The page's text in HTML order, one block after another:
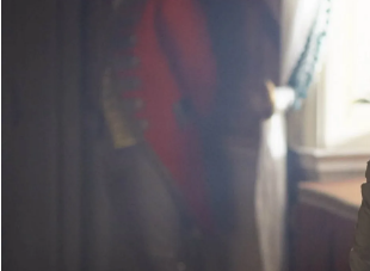
narkotyki
polskie filmy PRL
fiction
serial BBC
Wydawnictwo
Jagiellońskiego